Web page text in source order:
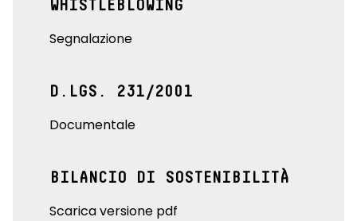
WHISTLEBLOWING
Segnalazione
D.LGS. 231/2001
Documentale
BILANCIO DI SOSTENIBILITÀ
Scarica versione pdf